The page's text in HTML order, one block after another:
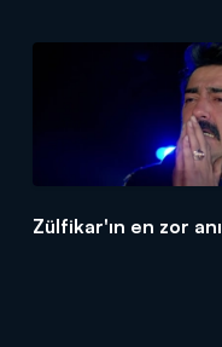
Zülfikar'ın en zor